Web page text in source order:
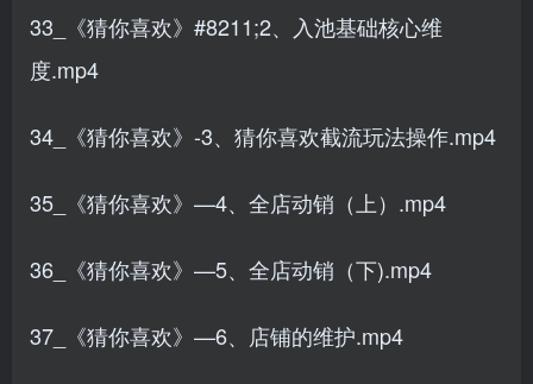
33_《猜你喜欢》#8211;2、入池基础核心维
度.mp4
34_《猜你喜欢》-3、猜你喜欢截流玩法操作.mp4
35_《猜你喜欢》—4、全店动销（上）.mp4
36_《猜你喜欢》—5、全店动销（下).mp4
37_《猜你喜欢》—6、店铺的维护.mp4